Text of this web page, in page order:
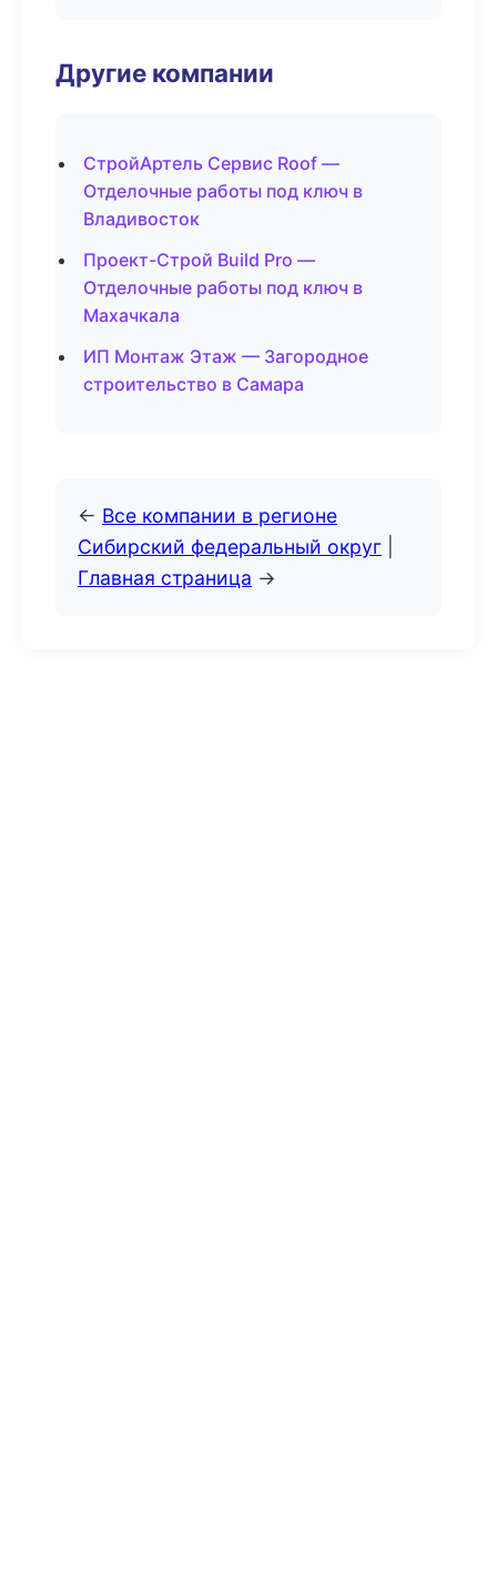
Другие компании
СтройАртель Сервис Roof —
Отделочные работы под ключ в
Владивосток
Проект-Строй Build Pro —
Отделочные работы под ключ в
Махачкала
ИП Монтаж Этаж — Загородное
строительство в Самара
← Все компании в регионе
Сибирский федеральный округ
Главная страница →